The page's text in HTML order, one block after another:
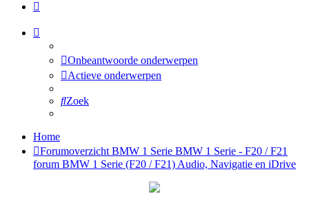
Onbeantwoorde onderwerpen
Actieve onderwerpen
Zoek
Home
Forumoverzicht BMW 1 Serie BMW 1 Serie - F20 / F21
forum BMW 1 Serie (F20 / F21) Audio, Navigatie en iDrive